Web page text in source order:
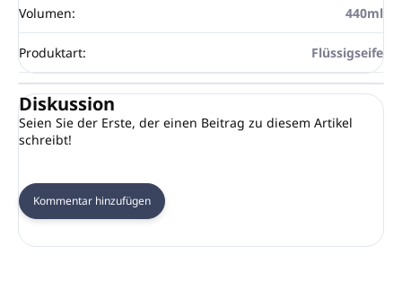
Volumen: 440ml
Produktart: Flüssigseife
Diskussion
Seien Sie der Erste, der einen Beitrag zu diesem Artikel
schreibt!
Kommentar hinzufügen